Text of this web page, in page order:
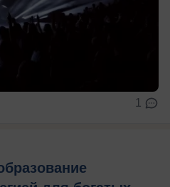
1